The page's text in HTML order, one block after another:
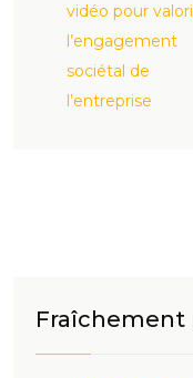
vidéo pour
l’engagement
sociétal de
l’entreprise
Fraîchement